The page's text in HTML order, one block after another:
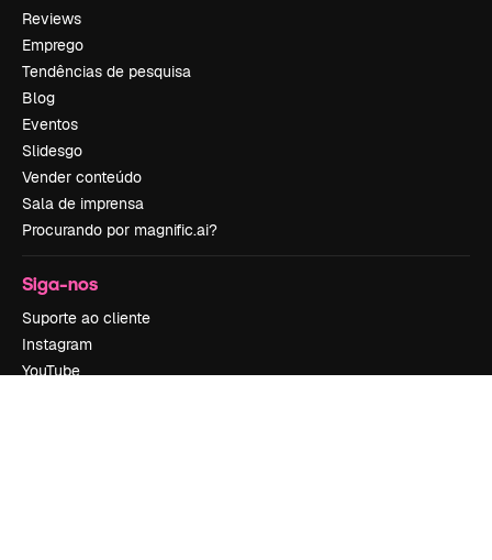
Reviews
Emprego
Tendências de pesquisa
Blog
Eventos
Slidesgo
Vender conteúdo
Sala de imprensa
Procurando por magnific.ai?
Siga-nos
Suporte ao cliente
Instagram
YouTube